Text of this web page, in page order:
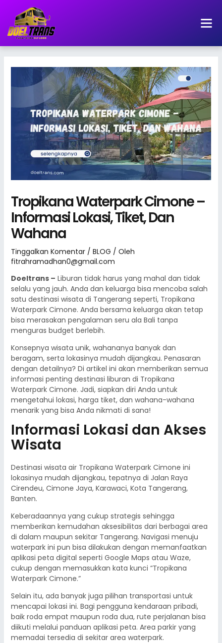
konten
Tropikana Waterpark Cimone –
Informasi Lokasi, Tiket, Dan
Wahana
Tinggalkan Komentar / BLOG / Oleh
fitrahramadhan0@gmail.com
Doeltrans – Liburan tidak harus yang mahal dan tidak
selalu yang jauh. Anda dan keluarga bisa mencoba salah
satu destinasi wisata di Tangerang seperti, Tropikana
Waterpark Cimone. Anda bersama keluarga akan tetap
bisa merasakan pengalaman seru ala Bali tanpa
menguras budget berlebih.
Konsepnya wisata unik, wahananya banyak dan
beragam, serta lokasinya mudah dijangkau. Penasaran
dengan detailnya? Di artikel ini akan memberikan semua
informasi penting destinasi liburan di Tropikana
Waterpark Cimone. Jadi, siapkan diri Anda untuk
mengetahui lokasi, harga tiket, dan wahana-wahana
menarik yang bisa Anda nikmati di sana!
Informasi Lokasi dan Akses
Wisata
Destinasi wisata air Tropikana Waterpark Cimone ini
lokasinya mudah dijangkau, tepatnya di Jalan Raya
Cirendeu, Cimone Jaya, Karawaci, Kota Tangerang,
Banten.
Keberadaannya yang cukup strategis sehingga
memberikan kemudahan aksesibilitas dari berbagai area
di dalam maupun sekitar Tangerang. Navigasi menuju
waterpark ini pun bisa dilakukan dengan memanfaatkan
aplikasi peta digital seperti Google Maps atau Waze,
cukup dengan memasukkan kata kunci “Tropikana
Waterpark Cimone.”
Selain itu, ada banyak juga pilihan transportasi untuk
mencapai lokasi ini. Bagi pengguna kendaraan pribadi,
baik roda empat maupun roda dua, rute perjalanan bisa
diikuti melalui panduan aplikasi peta. Area parkir yang
memadai tersedia di sekitar area waterpark.